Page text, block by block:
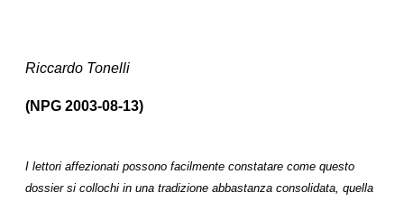
Riccardo Tonelli
(NPG 2003-08-13)
I lettori affezionati possono facilmente constatare come questo
dossier si collochi in una tradizione abbastanza consolidata, quella